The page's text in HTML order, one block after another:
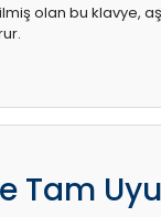
olan bu klavye,
Tam